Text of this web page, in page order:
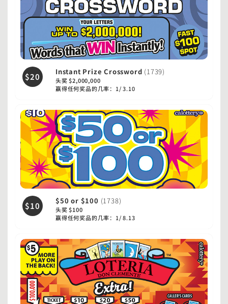
$20 Instant Prize Crossword (1739)
头奖 $2,000,000
赢得任何奖品的几率：1/ 3.10
$10 $50 or $100 (1738)
头奖 $100
赢得任何奖品的几率：1/ 8.13